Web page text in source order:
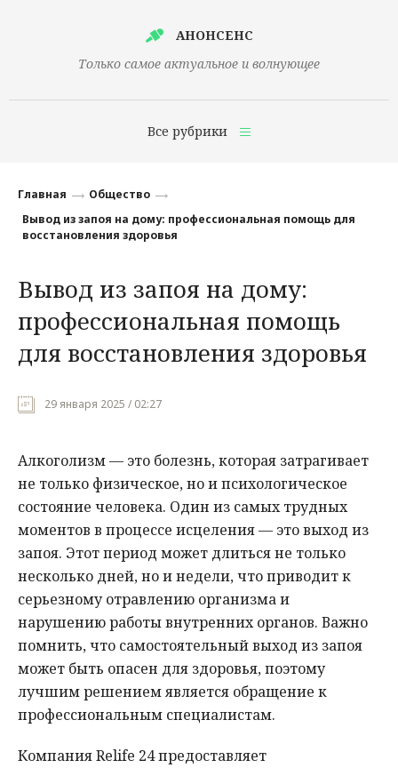
АНОНСЕНС
Только самое актуальное и волнующее
Все рубрики
Финансы
Наука
Культура
Общество
Происшествия
Главная
Общество
Вывод из запоя на дому: профессиональная помощь для
восстановления здоровья
Вывод из запоя на дому:
профессиональная помощь
для восстановления здоровья
29 января 2025 / 02:27
Алкоголизм — это болезнь, которая затрагивает
не только физическое, но и психологическое
состояние человека. Один из самых трудных
моментов в процессе исцеления — это выход из
запоя. Этот период может длиться не только
несколько дней, но и недели, что приводит к
серьезному отравлению организма и
нарушению работы внутренних органов. Важно
помнить, что самостоятельный выход из запоя
может быть опасен для здоровья, поэтому
лучшим решением является обращение к
профессиональным специалистам.
Компания Relife 24 предоставляет